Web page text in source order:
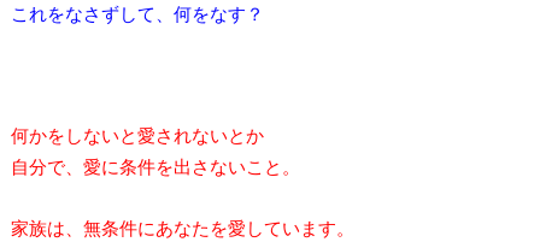
これをなさずして、何をなす？
何かをしないと愛されないとか
自分で、愛に条件を出さないこと。
家族は、無条件にあなたを愛しています。